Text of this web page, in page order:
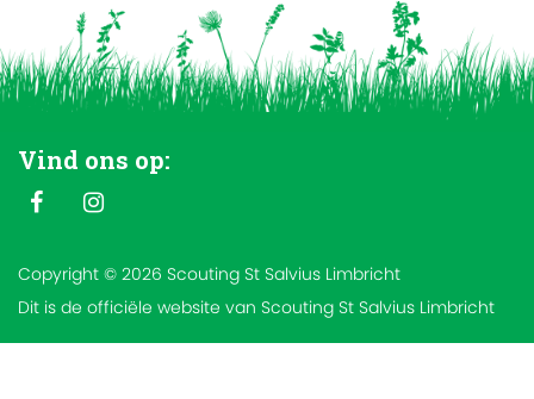
Vind ons op:
Copyright © 2026 Scouting St Salvius Limbricht
Dit is de officiële website van Scouting St Salvius Limbricht